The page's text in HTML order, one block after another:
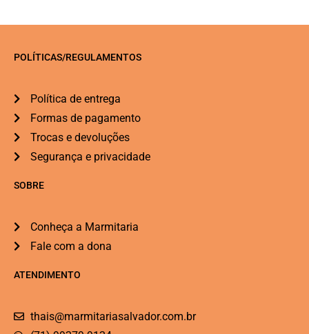
POLÍTICAS/REGULAMENTOS
Política de entrega
Formas de pagamento
Trocas e devoluções
Segurança e privacidade
SOBRE
Conheça a Marmitaria
Fale com a dona
ATENDIMENTO
thais@marmitariasalvador.com.br